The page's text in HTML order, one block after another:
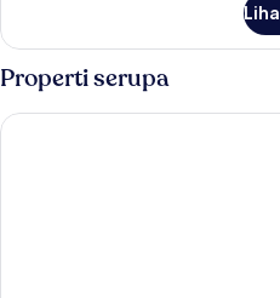
Kamar
Double
Deluks
Properti serupa
Meon Valley Hotel, Spa & Golf